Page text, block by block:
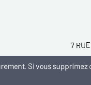
7
Si vous